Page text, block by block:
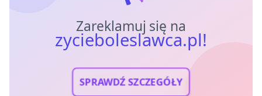
Zareklamuj się na
zycieboleslawca.pl!
SPRAWDŹ SZCZEGÓŁY